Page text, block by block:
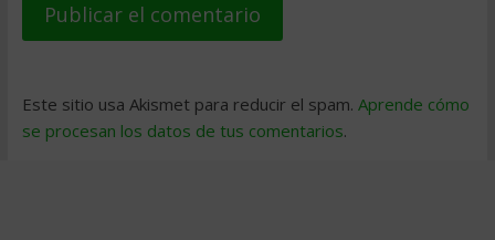
Este sitio usa Akismet para reducir el spam. Aprende cómo
se procesan los datos de tus comentarios.